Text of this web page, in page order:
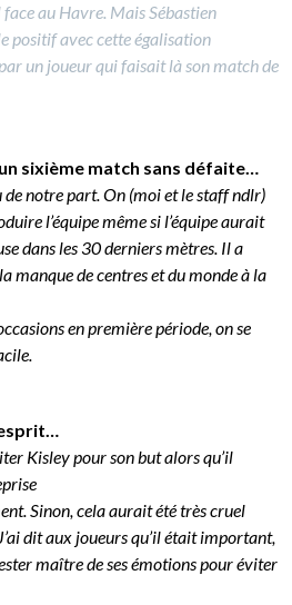
au Havre. Mais Sébastien
positif avec cette égalisation
un joueur qui faisait là son match de
sixième match sans défaite…
de notre part. On (moi et le staff ndlr)
l’équipe même si l’équipe aurait
dans les 30 derniers mètres. Il a
manque de centres et du monde à la
en première période, on se
Kisley pour son but alors qu’il
Sinon, cela aurait été très cruel
dit aux joueurs qu’il était important,
maître de ses émotions pour éviter